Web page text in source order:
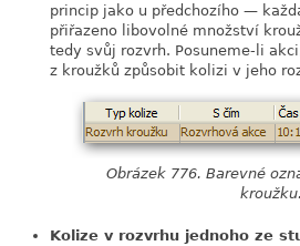
princip jako u předchozího —
přiřazeno libovolné množství
tedy svůj rozvrh. Posuneme-li
z kroužků způsobit kolizi v jeho
Obrázek 776. Barevné
kroužku.
Kolize v rozvrhu jednoho ze